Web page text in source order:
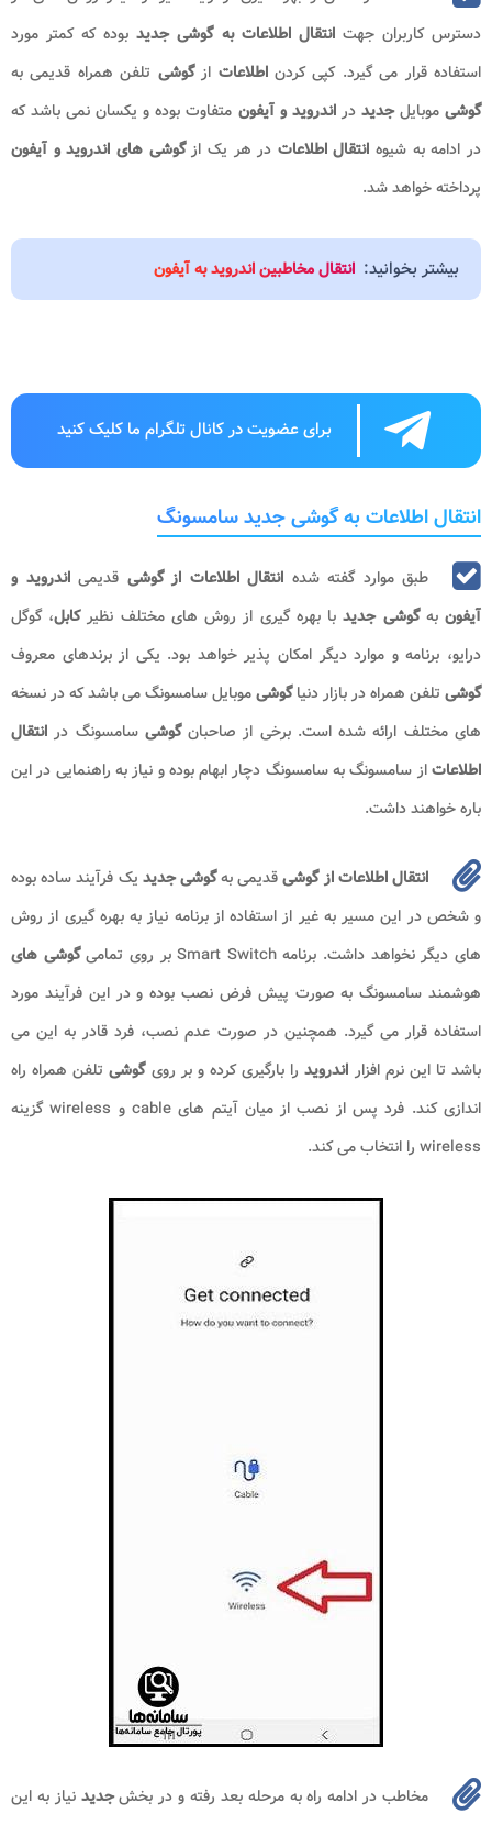
دسترس کاربران جهتانتقال اطلاعات به گوشی جدید بوده که کمتر مورد
استفاده قرار می گیرد. کپی کردناطلاعات ازگوشی تلفن همراه قدیمی به
گوشیموبایلجدیددراندروید و آیفون متفاوت بوده و یکسان نمی باشد که
در ادامه به شیوه انتقال اطلاعات در هر یک ازگوشی های اندروید و آیفون
پرداخته خواهد شد.
بیشتر بخوانید: انتقال مخاطبین اندروید به آیفون
برای عضویت در کانال تلگرام ما کلیک کنید
انتقال اطلاعات به گوشی جدید سامسونگ
طبق موارد گفته شده انتقال اطلاعات از گوشی قدیمی اندروید و
آیفونبهگوشی جدیدبا بهره گیری از روش های مختلف نظیرکابل، گوگل
درایو، برنامه و موارد دیگر امکان پذیر خواهد بود. یکی از برندهای معروف
گوشی تلفن همراه در بازار دنیاگوشیموبایل سامسونگ می باشد که در نسخه
های مختلف ارائه شده است. برخی از صاحبانگوشیسامسونگ در انتقال
اطلاعاتاز سامسونگ به سامسونگ دچار ابهام بوده و نیاز به راهنمایی در این
باره خواهند داشت.
انتقال اطلاعات از گوشیقدیمی بهگوشی جدید یک فرآیند ساده بوده
و شخص در این مسیر به غیر از استفاده از برنامه نیاز به بهره گیری از روش
های دیگر نخواهد داشت. برنامه Smart Switch بر روی تمامی
گوشی های
هوشمند سامسونگ به صورت پیش فرض نصب بوده و در این فرآیند مورد
استفاده قرار می گیرد. همچنین در صورت عدم نصب، فرد قادر به این می
باشد تا این نرم افزار اندروید را بارگیری کرده و بر رویگوشی تلفن همراه راه
اندازی کند. فرد پس از نصب از میان آیتم های cable و wireless گزینه
wireless را انتخاب می کند.
مخاطب در ادامه راه به مرحله بعد رفته و در بخشجدیدنیاز به این